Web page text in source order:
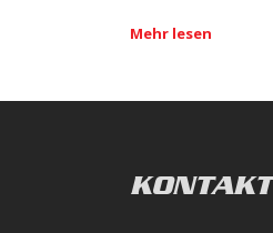
Mehr lesen
KONTAKT